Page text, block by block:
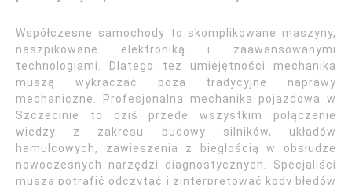
Współczesne samochody to skomplikowane maszyny,
naszpikowane elektroniką i zaawansowanymi
technologiami. Dlatego też umiejętności mechanika
muszą wykraczać poza tradycyjne naprawy
mechaniczne. Profesjonalna mechanika pojazdowa w
Szczecinie to dziś przede wszystkim połączenie
wiedzy z zakresu budowy silników, układów
hamulcowych, zawieszenia z biegłością w obsłudze
nowoczesnych narzędzi diagnostycznych. Specjaliści
muszą potrafić odczytać i zinterpretować kody błędów